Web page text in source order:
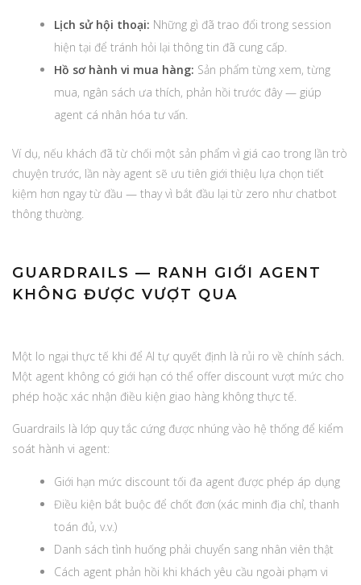
Lịch sử hội thoại: Những gì đã trao đổi trong session
hiện tại để tránh hỏi lại thông tin đã cung cấp.
Hồ sơ hành vi mua hàng: Sản phẩm từng xem, từng
mua, ngân sách ưa thích, phản hồi trước đây — giúp
agent cá nhân hóa tư vấn.
Ví dụ, nếu khách đã từ chối một sản phẩm vì giá cao trong lần trò
chuyện trước, lần này agent sẽ ưu tiên giới thiệu lựa chọn tiết
kiệm hơn ngay từ đầu — thay vì bắt đầu lại từ zero như chatbot
thông thường.
GUARDRAILS — RANH GIỚI AGENT
KHÔNG ĐƯỢC VƯỢT QUA
Một lo ngại thực tế khi để AI tự quyết định là rủi ro về chính sách.
Một agent không có giới hạn có thể offer discount vượt mức cho
phép hoặc xác nhận điều kiện giao hàng không thực tế.
Guardrails là lớp quy tắc cứng được nhúng vào hệ thống để kiểm
soát hành vi agent:
Giới hạn mức discount tối đa agent được phép áp dụng
Điều kiện bắt buộc để chốt đơn (xác minh địa chỉ, thanh
toán đủ, v.v.)
Danh sách tình huống phải chuyển sang nhân viên thật
Cách agent phản hồi khi khách yêu cầu ngoài phạm vi